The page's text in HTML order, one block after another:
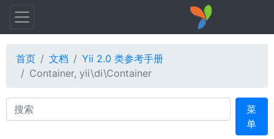
首页 文档
Yii 2.0 类参考手册
Container, yii\di\Container
Search
菜
单